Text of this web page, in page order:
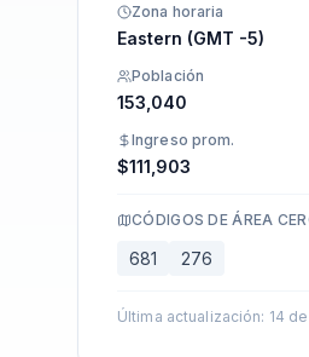
Zona horaria
Eastern (GMT -5)
Población
153,040
Ingreso prom.
$111,903
CÓDIGOS DE ÁREA
681 276
Última actualización: 14